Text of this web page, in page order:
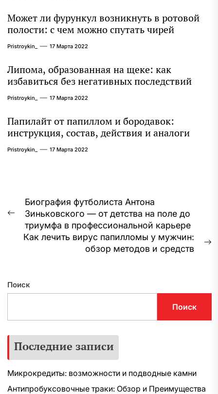
Может ли фурункул возникнуть в ротовой
полости: с чем можно спутать чирей
Pristroykin_ 17 Марта 2022
Липома, образованная на щеке: как
избавиться без негативных последствий
Pristroykin_ 17 Марта 2022
Папилайт от папиллом и бородавок:
инструкция, состав, действия и аналоги
Pristroykin_ 17 Марта 2022
Навигация
по
записям
Предыдущая
запись:
Биография футболиста Антона
Зиньковского — от детства на поле до
триумфа в профессиональной карьере
Как лечить вирус папилломы у мужчин:
обзор методов и средств
Поиск
Поиск
Последние записи
Микрокредиты: возможности и подводные камни
Антипробуксовочные траки: Обзор и Преимущества